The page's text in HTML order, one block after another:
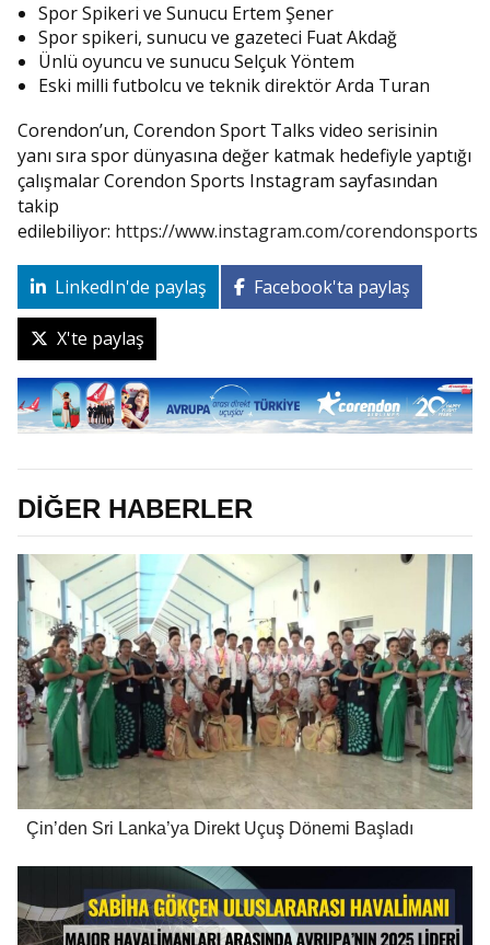
Spor Spikeri ve Sunucu Ertem Şener
Spor spikeri, sunucu ve gazeteci Fuat Akdağ
Ünlü oyuncu ve sunucu Selçuk Yöntem
Eski milli futbolcu ve teknik direktör Arda Turan
Corendon’un, Corendon Sport Talks video serisinin
yanı sıra spor dünyasına değer katmak hedefiyle yaptığı
çalışmalar Corendon Sports Instagram sayfasından
takip
edilebiliyor: https://www.instagram.com/corendonsports
LinkedIn'de paylaş Facebook'ta paylaş
X'te paylaş
DİĞER HABERLER
Çin’den Sri Lanka’ya Direkt Uçuş Dönemi Başladı